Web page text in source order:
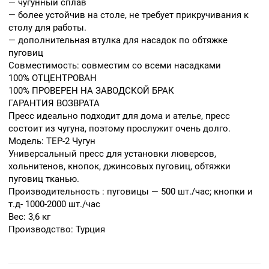
— чугунный сплав
— более устойчив на столе, не требует прикручивания к
столу для работы.
— дополнительная втулка для насадок по обтяжке
пуговиц
Совместимость: совместим со всеми насадками
100% ОТЦЕНТРОВАН
100% ПРОВЕРЕН НА ЗАВОДСКОЙ БРАК
ГАРАНТИЯ ВОЗВРАТА
Пресс идеально подходит для дома и ателье, пресс
состоит из чугуна, поэтому прослужит очень долго.
Модель: TEP-2 Чугун
Универсальный пресс для установки люверсов,
хольнитенов, кнопок, джинсовых пуговиц, обтяжки
пуговиц тканью.
Производительность : пуговицы — 500 шт./час; кнопки и
т.д- 1000-2000 шт./час
Вес: 3,6 кг
Производство: Турция